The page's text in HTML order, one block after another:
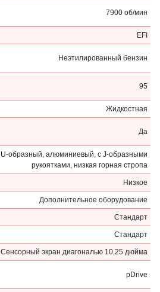
7900 об/мин
EFI
Неэтилированный бензин
95
Жидкостная
Да
U-образный, алюминиевый, с J-образными
рукоятками, низкая горная стропа
Низкое
Дополнительное оборудование
Стандарт
Стандарт
Сенсорный экран диагональю 10,25 дюйма
pDrive